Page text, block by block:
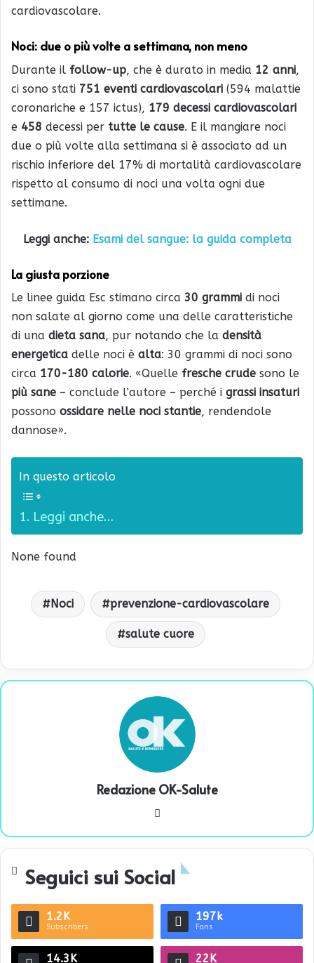
cardiovascolare.
Noci: due o più volte a settimana, non meno
Durante il follow-up, che è durato in media 12 anni,
ci sono stati 751 eventi cardiovascolari (594 malattie
coronariche e 157 ictus), 179 decessi cardiovascolari
e 458 decessi per tutte le cause. E il mangiare noci
due o più volte alla settimana si è associato ad un
rischio inferiore del 17% di mortalità cardiovascolare
rispetto al consumo di noci una volta ogni due
settimane.
Leggi anche: Esami del sangue: la guida completa
La giusta porzione
Le linee guida Esc stimano circa 30 grammi di noci
non salate al giorno come una delle caratteristiche
di una dieta sana, pur notando che la densità
energetica delle noci è alta: 30 grammi di noci sono
circa 170-180 calorie. «Quelle fresche crude sono le
più sane – conclude l’autore – perché i grassi insaturi
possono ossidare nelle noci stantie, rendendole
dannose».
In questo articolo
Leggi anche…
None found
Noci prevenzione-cardiovascolare
salute cuore
Redazione OK-Salute
te
Seguici sui Social
1.2K
Subscribers
197k
Fans
14.3K 22K